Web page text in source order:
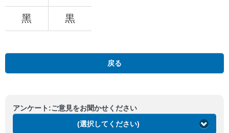
黑 黒
戻る
アンケート:ご意見をお聞かせください
(選択してください)